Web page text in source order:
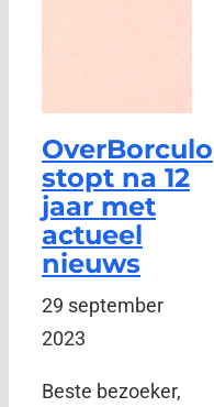
OverBorculo
stopt na 12
jaar met
actueel
nieuws
29 september
2023
Beste bezoeker,